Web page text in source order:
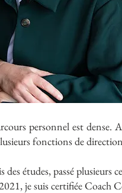
personnel est dense.
fonctions de
des études, passé
je suis certifiée Coach